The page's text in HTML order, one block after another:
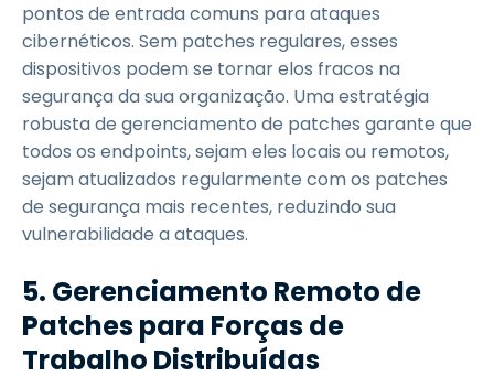
pontos de entrada comuns para ataques
cibernéticos. Sem patches regulares, esses
dispositivos podem se tornar elos fracos na
segurança da sua organização. Uma estratégia
robusta de gerenciamento de patches garante que
todos os endpoints, sejam eles locais ou remotos,
sejam atualizados regularmente com os patches
de segurança mais recentes, reduzindo sua
vulnerabilidade a ataques.
5. Gerenciamento Remoto de
Patches para Forças de
Trabalho Distribuídas